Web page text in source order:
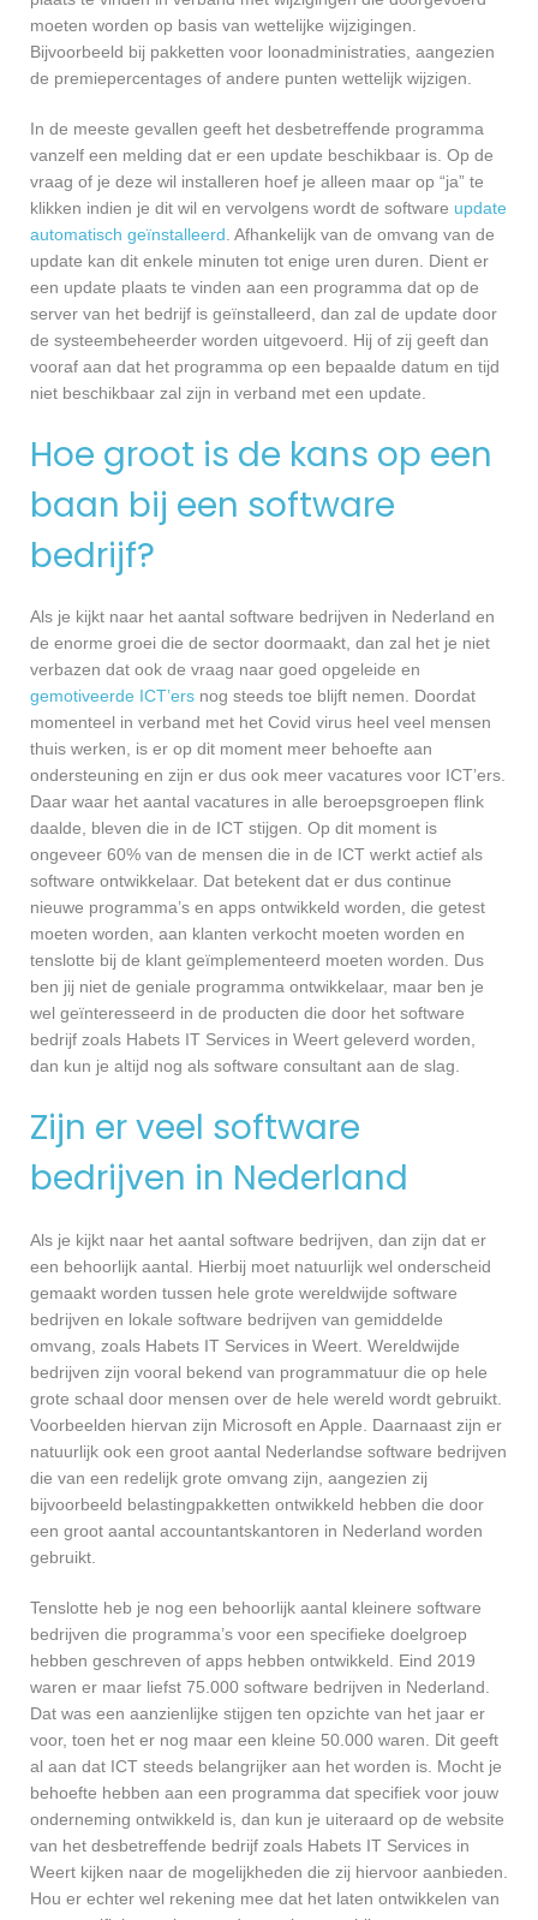
moeten worden op basis van wettelijke wijzigingen.
Bijvoorbeeld bij pakketten voor loonadministraties, aangezien
de premiepercentages of andere punten wettelijk wijzigen.
In de meeste gevallen geeft het desbetreffende programma
vanzelf een melding dat er een update beschikbaar is. Op de
vraag of je deze wil installeren hoef je alleen maar op “ja” te
klikken indien je dit wil en vervolgens wordt de software update
automatisch geïnstalleerd . Afhankelijk van de omvang van de
update kan dit enkele minuten tot enige uren duren. Dient er
een update plaats te vinden aan een programma dat op de
server van het bedrijf is geïnstalleerd, dan zal de update door
de systeembeheerder worden uitgevoerd. Hij of zij geeft dan
vooraf aan dat het programma op een bepaalde datum en tijd
niet beschikbaar zal zijn in verband met een update.
Hoe groot is de kans op een
baan bij een software
bedrijf?
Als je kijkt naar het aantal software bedrijven in Nederland en
de enorme groei die de sector doormaakt, dan zal het je niet
verbazen dat ook de vraag naar goed opgeleide en
gemotiveerde ICT’ers nog steeds toe blijft nemen. Doordat
momenteel in verband met het Covid virus heel veel mensen
thuis werken, is er op dit moment meer behoefte aan
ondersteuning en zijn er dus ook meer vacatures voor ICT’ers.
Daar waar het aantal vacatures in alle beroepsgroepen flink
daalde, bleven die in de ICT stijgen. Op dit moment is
ongeveer 60% van de mensen die in de ICT werkt actief als
software ontwikkelaar. Dat betekent dat er dus continue
nieuwe programma’s en apps ontwikkeld worden, die getest
moeten worden, aan klanten verkocht moeten worden en
tenslotte bij de klant geïmplementeerd moeten worden. Dus
ben jij niet de geniale programma ontwikkelaar, maar ben je
wel geïnteresseerd in de producten die door het software
bedrijf zoals Habets IT Services in Weert geleverd worden,
dan kun je altijd nog als software consultant aan de slag.
Zijn er veel software
bedrijven in Nederland
Als je kijkt naar het aantal software bedrijven, dan zijn dat er
een behoorlijk aantal. Hierbij moet natuurlijk wel onderscheid
gemaakt worden tussen hele grote wereldwijde software
bedrijven en lokale software bedrijven van gemiddelde
omvang, zoals Habets IT Services in Weert. Wereldwijde
bedrijven zijn vooral bekend van programmatuur die op hele
grote schaal door mensen over de hele wereld wordt gebruikt.
Voorbeelden hiervan zijn Microsoft en Apple. Daarnaast zijn er
natuurlijk ook een groot aantal Nederlandse software bedrijven
die van een redelijk grote omvang zijn, aangezien zij
bijvoorbeeld belastingpakketten ontwikkeld hebben die door
een groot aantal accountantskantoren in Nederland worden
gebruikt.
Tenslotte heb je nog een behoorlijk aantal kleinere software
bedrijven die programma’s voor een specifieke doelgroep
hebben geschreven of apps hebben ontwikkeld. Eind 2019
waren er maar liefst 75.000 software bedrijven in Nederland.
Dat was een aanzienlijke stijgen ten opzichte van het jaar er
voor, toen het er nog maar een kleine 50.000 waren. Dit geeft
al aan dat ICT steeds belangrijker aan het worden is. Mocht je
behoefte hebben aan een programma dat specifiek voor jouw
onderneming ontwikkeld is, dan kun je uiteraard op de website
van het desbetreffende bedrijf zoals Habets IT Services in
Weert kijken naar de mogelijkheden die zij hiervoor aanbieden.
Hou er echter wel rekening mee dat het laten ontwikkelen van